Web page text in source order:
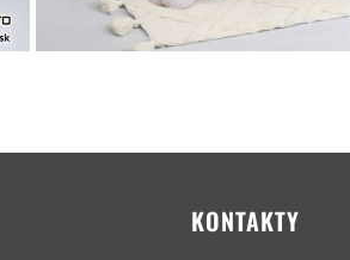
KONTAKTY